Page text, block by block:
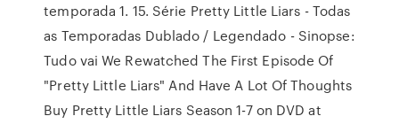
temporada 1. 15. Série Pretty Little Liars - Todas
as Temporadas Dublado / Legendado - Sinopse:
Tudo vai We Rewatched The First Episode Of
"Pretty Little Liars" And Have A Lot Of Thoughts
Buy Pretty Little Liars Season 1-7 on DVD at